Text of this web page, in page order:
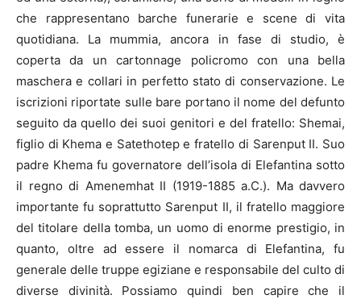
che rappresentano barche funerarie e scene di vita
quotidiana. La mummia, ancora in fase di studio, è
coperta da un cartonnage policromo con una bella
maschera e collari in perfetto stato di conservazione. Le
iscrizioni riportate sulle bare portano il nome del defunto
seguito da quello dei suoi genitori e del fratello: Shemai,
figlio di Khema e Satethotep e fratello di Sarenput II. Suo
padre Khema fu governatore dell’isola di Elefantina sotto
il regno di Amenemhat II (1919-1885 a.C.). Ma davvero
importante fu soprattutto Sarenput II, il fratello maggiore
del titolare della tomba, un uomo di enorme prestigio, in
quanto, oltre ad essere il nomarca di Elefantina, fu
generale delle truppe egiziane e responsabile del culto di
diverse divinità. Possiamo quindi ben capire che il